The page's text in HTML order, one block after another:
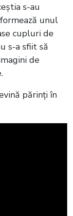
s-au
unul
cupluri de
s-a sfiit să
de
părinți în